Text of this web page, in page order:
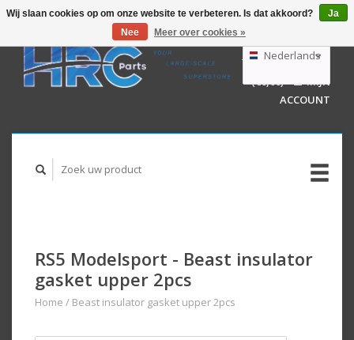
GBP
AUD
Nederlands
Deutsch
English
WINKELWAGEN
(€0,00)
MIJN
ACCOUNT
RS5 Modelsport - Beast insulator
gasket upper 2pcs
Home / Beast insulator gasket upper 2pcs
Wij slaan cookies op om onze website te verbeteren. Is dat akkoord?
Ja
Nee
Meer over cookies »